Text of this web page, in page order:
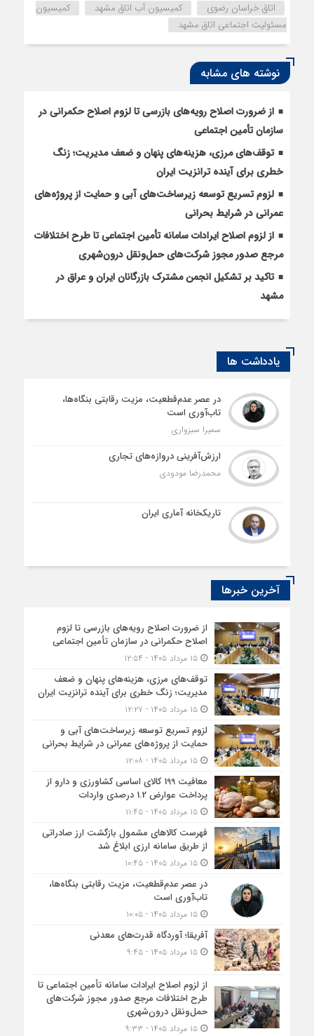
اتاق خراسان رضوی کمیسیون آب اتاق مشهد
کمیسیون
مسئولیت اجتماعی اتاق مشهد
نوشته های مشابه
از ضرورت اصلاح رویه‌های بازرسی تا لزوم اصلاح حکمرانی در
سازمان تأمین اجتماعی
توقف‌های مرزی، هزینه‌های پنهان و ضعف مدیریت؛ زنگ
خطری برای آینده ترانزیت ایران
لزوم تسریع توسعه زیرساخت‌های آبی و حمایت از پروژه‌های
عمرانی در شرایط بحرانی
از لزوم اصلاح ایرادات سامانه تأمین اجتماعی تا طرح اختلافات
مرجع صدور مجوز شرکت‌های حمل‌ونقل درون‌شهری
تاکید بر تشکیل انجمن مشترک بازرگانان ایران و عراق در
مشهد
یادداشت ها
در عصر عدم‌قطعیت، مزیت رقابتی بنگاه‌ها،
تاب‌آوری است
سمیرا سبزواری
ارزش‌آفرینی دروازه‌های تجاری
محمدرضا مودودی
تاریکخانه آماری ایران
آخرین خبرها
از ضرورت اصلاح رویه‌های بازرسی تا لزوم
اصلاح حکمرانی در سازمان تأمین اجتماعی
۱۵ مرداد ۱۴۰۵ - ۱۲:۵۴
توقف‌های مرزی، هزینه‌های پنهان و ضعف
مدیریت؛ زنگ خطری برای آینده ترانزیت ایران
۱۵ مرداد ۱۴۰۵ - ۱۲:۲۷
لزوم تسریع توسعه زیرساخت‌های آبی و
حمایت از پروژه‌های عمرانی در شرایط بحرانی
۱۵ مرداد ۱۴۰۵ - ۱۲:۰۸
معافیت 199 کالای اساسی کشاورزی و دارو از
پرداخت عوارض 1.2 درصدی واردات
۱۵ مرداد ۱۴۰۵ - ۱۱:۴۵
فهرست کالاهای مشمول بازگشت ارز صادراتی
از طریق سامانه ارزی ابلاغ شد
۱۵ مرداد ۱۴۰۵ - ۱۰:۴۵
در عصر عدم‌قطعیت، مزیت رقابتی بنگاه‌ها،
تاب‌آوری است
۱۵ مرداد ۱۴۰۵ - ۱۰:۰۵
آفریقا؛ آوردگاه قدرت‌های معدنی
۱۵ مرداد ۱۴۰۵ - ۹:۴۵
از لزوم اصلاح ایرادات سامانه تأمین اجتماعی تا
طرح اختلافات مرجع صدور مجوز شرکت‌های
حمل‌ونقل درون‌شهری
۱۵ مرداد ۱۴۰۵ - ۹:۳۳